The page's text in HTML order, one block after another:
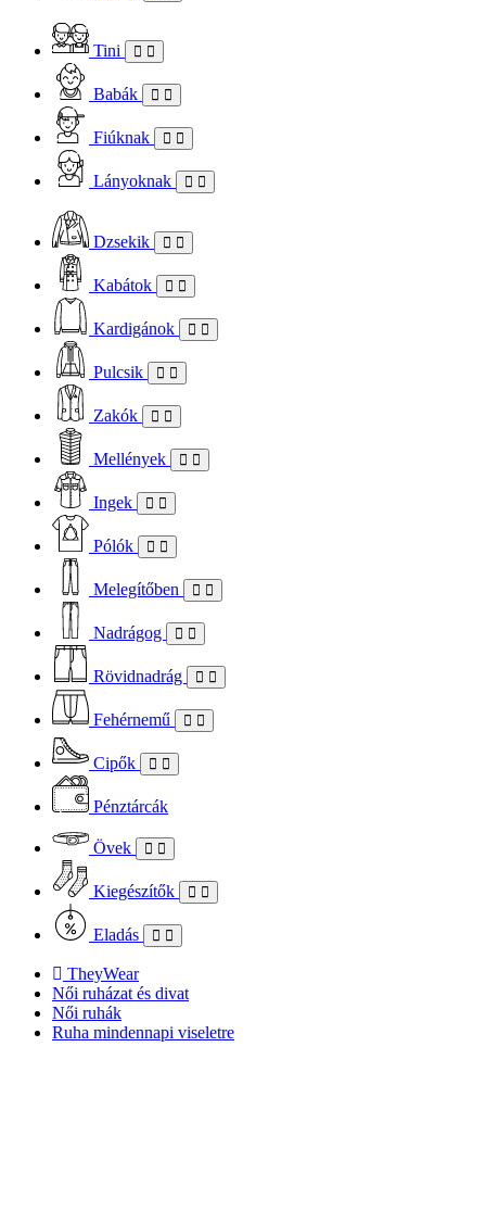
Tini
Babák
Fiúknak
Lányoknak
Dzsekik
Kabátok
Kardigánok
Pulcsik
Zakók
Mellények
Ingek
Pólók
Melegítőben
Nadrágog
Rövidnadrág
Fehérnemű
Cipők
Pénztárcák
Övek
Kiegészítők
Eladás
TheyWear
Női ruházat és divat
Női ruhák
Ruha mindennapi viseletre